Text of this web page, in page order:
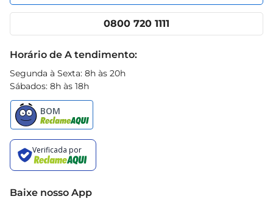
Cencosud Media
App Prezunic
0800 720 1111
Horário de A tendimento:
Segunda à Sexta: 8h às 20h
Sábados: 8h às 18h
Baixe nosso App